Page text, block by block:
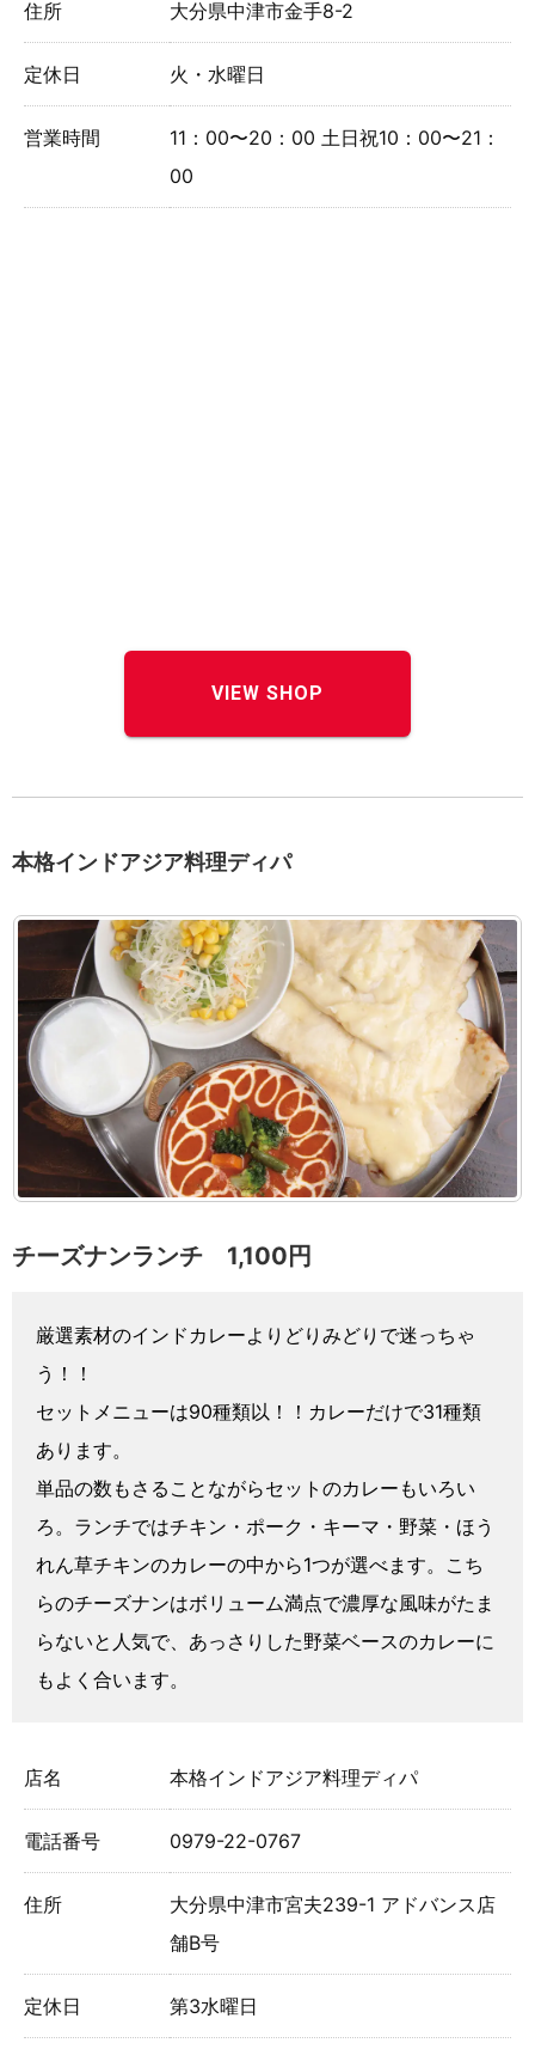
住所 大分県中津市金手8-2
定休日 火・水曜日
営業時間
11：00〜20：00 土日祝10：00〜21：
00
VIEW SHOP
本格インドアジア料理ディパ
チーズナンランチ 1,100円
厳選素材のインドカレーよりどりみどりで迷っちゃ
う！！
セットメニューは90種類以！！カレーだけで31種類
あります。
単品の数もさることながらセットのカレーもいろい
ろ。ランチではチキン・ポーク・キーマ・野菜・ほう
れん草チキンのカレーの中から1つが選べます。こち
らのチーズナンはボリューム満点で濃厚な風味がたま
らないと人気で、あっさりした野菜ベースのカレーに
もよく合います。
店名 本格インドアジア料理ディパ
電話番号 0979-22-0767
住所
大分県中津市宮夫239-1 アドバンス店
舗B号
定休日 第3水曜日